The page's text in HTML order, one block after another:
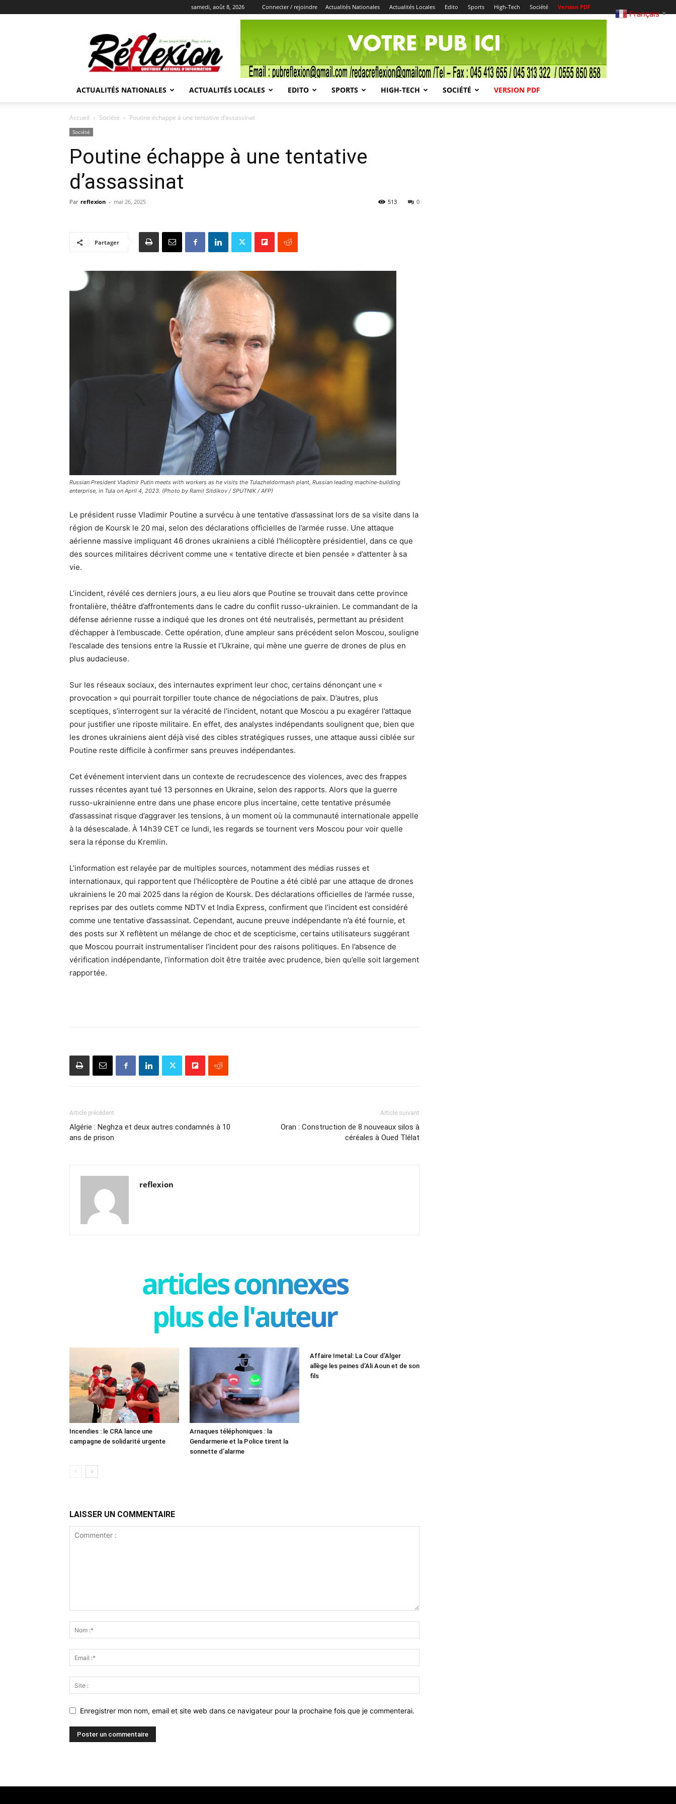
samedi, août 8, 2026 Connecter / rejoindre Actualités Nationales Actualités Locales Edito Sports High-Tech Société Version PDF
REFLEXION
ACTUALITÉS NATIONALES ACTUALITÉS LOCALES EDITO SPORTS HIGH-TECH SOCIÉTÉ VERSION PDF
Accueil Société Poutine échappe à une tentative d’assassinat
Société
Poutine échappe à une tentative
d’assassinat
Par reflexion - mai 26, 2025 0
513
Partager
Russian President Vladimir Putin meets with workers as he visits the Tulazheldormash plant, Russian leading machine-building
enterprise, in Tula on April 4, 2023. (Photo by Ramil Sitdikov / SPUTNIK / AFP)
Le président russe Vladimir Poutine a survécu à une tentative d’assassinat lors de sa visite dans la
région de Koursk le 20 mai, selon des déclarations officielles de l’armée russe. Une attaque
aérienne massive impliquant 46 drones ukrainiens a ciblé l’hélicoptère présidentiel, dans ce que
des sources militaires décrivent comme une « tentative directe et bien pensée » d’attenter à sa
vie.
L’incident, révélé ces derniers jours, a eu lieu alors que Poutine se trouvait dans cette province
frontalière, théâtre d’affrontements dans le cadre du conflit russo-ukrainien. Le commandant de la
défense aérienne russe a indiqué que les drones ont été neutralisés, permettant au président
d’échapper à l’embuscade. Cette opération, d’une ampleur sans précédent selon Moscou, souligne
l’escalade des tensions entre la Russie et l’Ukraine, qui mène une guerre de drones de plus en
plus audacieuse.
Sur les réseaux sociaux, des internautes expriment leur choc, certains dénonçant une «
provocation » qui pourrait torpiller toute chance de négociations de paix. D’autres, plus
sceptiques, s’interrogent sur la véracité de l’incident, notant que Moscou a pu exagérer l’attaque
pour justifier une riposte militaire. En effet, des analystes indépendants soulignent que, bien que
les drones ukrainiens aient déjà visé des cibles stratégiques russes, une attaque aussi ciblée sur
Poutine reste difficile à confirmer sans preuves indépendantes.
Cet événement intervient dans un contexte de recrudescence des violences, avec des frappes
russes récentes ayant tué 13 personnes en Ukraine, selon des rapports. Alors que la guerre
russo-ukrainienne entre dans une phase encore plus incertaine, cette tentative présumée
d’assassinat risque d’aggraver les tensions, à un moment où la communauté internationale appelle
à la désescalade. À 14h39 CET ce lundi, les regards se tournent vers Moscou pour voir quelle
sera la réponse du Kremlin.
L’information est relayée par de multiples sources, notamment des médias russes et
internationaux, qui rapportent que l’hélicoptère de Poutine a été ciblé par une attaque de drones
ukrainiens le 20 mai 2025 dans la région de Koursk. Des déclarations officielles de l’armée russe,
reprises par des outlets comme NDTV et India Express, confirment que l’incident est considéré
comme une tentative d’assassinat. Cependant, aucune preuve indépendante n’a été fournie, et
des posts sur X reflètent un mélange de choc et de scepticisme, certains utilisateurs suggérant
que Moscou pourrait instrumentaliser l’incident pour des raisons politiques. En l’absence de
vérification indépendante, l’information doit être traitée avec prudence, bien qu’elle soit largement
rapportée.
Article précédent
Algérie : Neghza et deux autres condamnés à 10
ans de prison
Article suivant
Oran : Construction de 8 nouveaux silos à
céréales à Oued Tlélat
reflexion
articles connexes
plus de l'auteur
Incendies : le CRA lance une
campagne de solidarité urgente
Arnaques téléphoniques : la
Gendarmerie et la Police tirent la
sonnette d’alarme
Affaire Imetal: La Cour d’Alger
allège les peines d’Ali Aoun et de son
fils
LAISSER UN COMMENTAIRE
Enregistrer mon nom, email et site web dans ce navigateur pour la prochaine fois que je commenterai.
Français ▼